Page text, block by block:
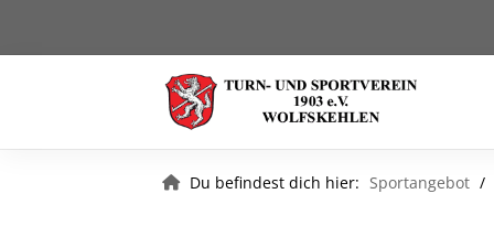
Du befindest dich hier: Sportangebot